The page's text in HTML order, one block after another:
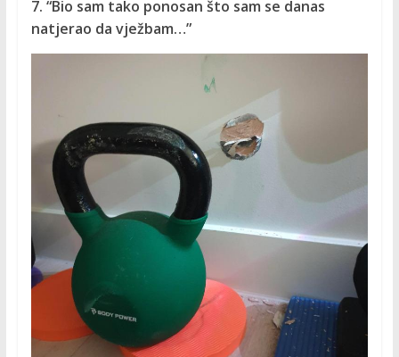
7. “Bio sam tako ponosan što sam se danas
natjerao da vježbam…”